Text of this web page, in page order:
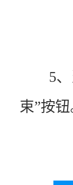
5、当
束”按钮